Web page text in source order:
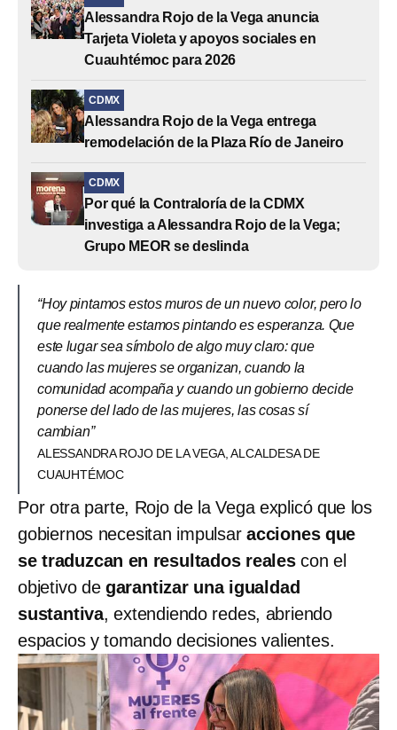
Alessandra Rojo de la Vega anuncia
Tarjeta Violeta y apoyos sociales en
Cuauhtémoc para 2026
CDMX
Alessandra Rojo de la Vega entrega
remodelación de la Plaza Río de Janeiro
CDMX
Por qué la Contraloría de la CDMX
investiga a Alessandra Rojo de la Vega;
Grupo MEOR se deslinda
“Hoy pintamos estos muros de un nuevo color, pero lo
que realmente estamos pintando es esperanza. Que
este lugar sea símbolo de algo muy claro: que
cuando las mujeres se organizan, cuando la
comunidad acompaña y cuando un gobierno decide
ponerse del lado de las mujeres, las cosas sí
cambian”
ALESSANDRA ROJO DE LA VEGA, ALCALDESA DE
CUAUHTÉMOC
Por otra parte, Rojo de la Vega explicó que los
gobiernos necesitan impulsaracciones que
se traduzcan en resultados realescon el
objetivo de garantizar una igualdad
sustantiva, extendiendo redes, abriendo
espacios y tomando decisiones valientes.